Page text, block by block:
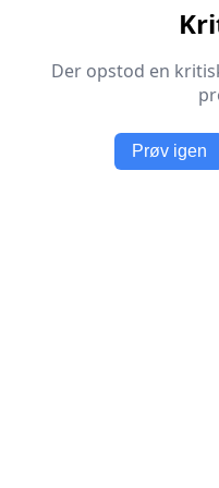
Der opstod en
Prøv igen